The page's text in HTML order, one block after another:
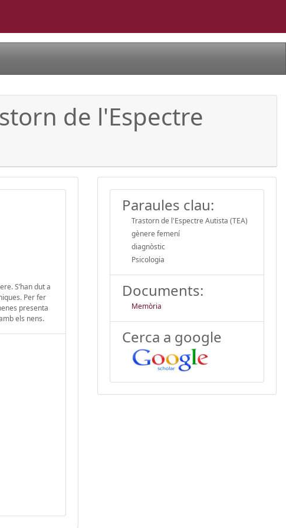
de l'Espectre
S’han dut a
Per fer
presenta
els nens.
Paraules clau:
Trastorn de l'Espectre Autista (TEA)
gènere femení
diagnòstic
Psicologia
Documents:
Memòria
Cerca a google